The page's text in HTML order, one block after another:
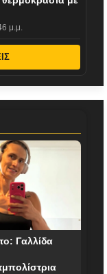
μ.μ.
Γαλλίδα